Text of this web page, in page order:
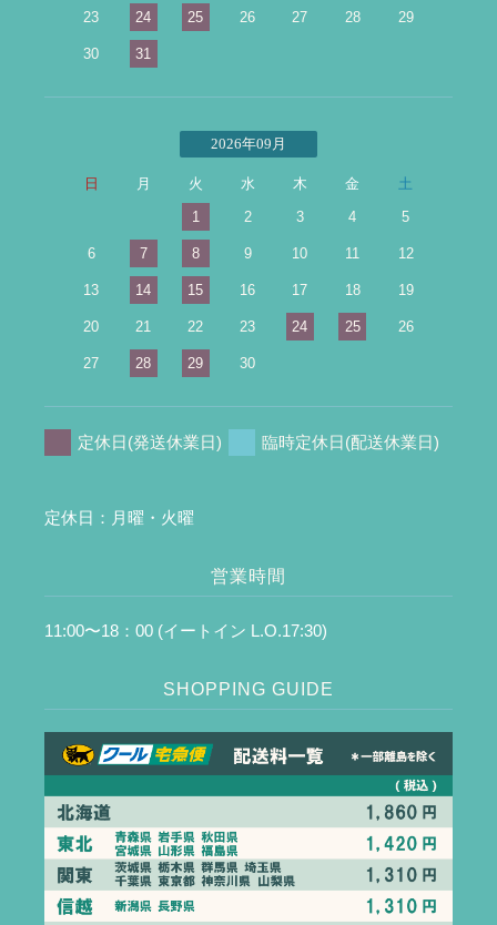
23 24 25 26 27 28 29
30 31
2026年09月
日 月 火 水 木 金
土
1
2 3 4 5
6 7 8 9 10 11 12
13 14 15 16 17 18 19
20 21 22 23 24 25 26
27 28 29 30
定休日(発送休業日) 臨時定休日(配送休業日)
定休日：月曜・火曜
営業時間
11:00〜18：00 (イートイン L.O.17:30)
SHOPPING GUIDE